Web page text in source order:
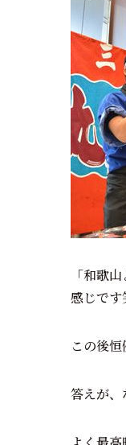
「和歌
感じです
この後
答えが